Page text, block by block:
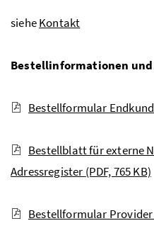
sieheKontakt
Bestellinformationen
Bestellformular
Bestellblatt für externe
Adressregister (PDF, 765 KB)
Bestellformular Provider